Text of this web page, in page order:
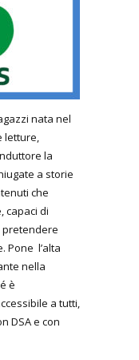
nata nel
letture,
la
a storie
che
capaci di
pretendere
Pone l’alta
nella
è
a tutti,
DSA e con